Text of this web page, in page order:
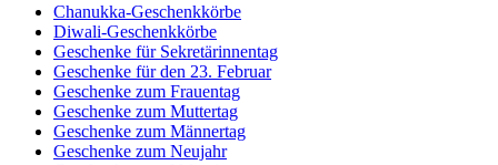
Chanukka-Geschenkkörbe
Diwali-Geschenkkörbe
Geschenke für Sekretärinnentag
Geschenke für den 23. Februar
Geschenke zum Frauentag
Geschenke zum Muttertag
Geschenke zum Männertag
Geschenke zum Neujahr